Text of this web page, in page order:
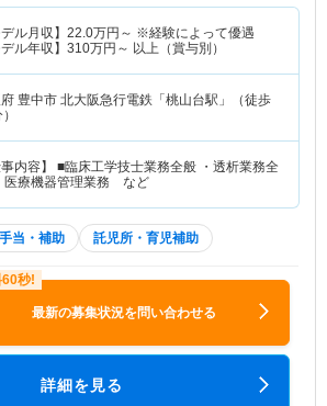
デル月収】 22.0万円～ ※経験によって優遇
デル年収】 310万円～ 以上（賞与別）
豊中市 北大阪急行電鉄「桃山台駅」（徒歩
事内容】 ■臨床工学技士業務全般 ・透析業務全
医療機器管理業務 など
当・補助 託児所・育児補助
最新の募集状況を問い合わせる
詳細を見る